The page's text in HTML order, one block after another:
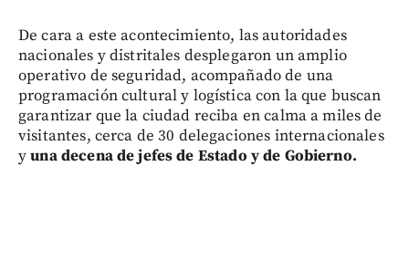
De cara a este acontecimiento, las autoridades
nacionales y distritales desplegaron un amplio
operativo de seguridad, acompañado de una
programación cultural y logística con la que buscan
garantizar que la ciudad reciba en calma a miles de
visitantes, cerca de 30 delegaciones internacionales
yuna decena de jefes de Estado y de Gobierno.